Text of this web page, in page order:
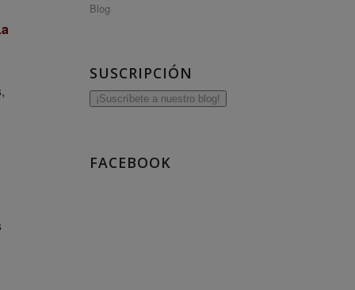
Blog
SUSCRIPCIÓN
¡Suscríbete a nuestro blog!
FACEBOOK